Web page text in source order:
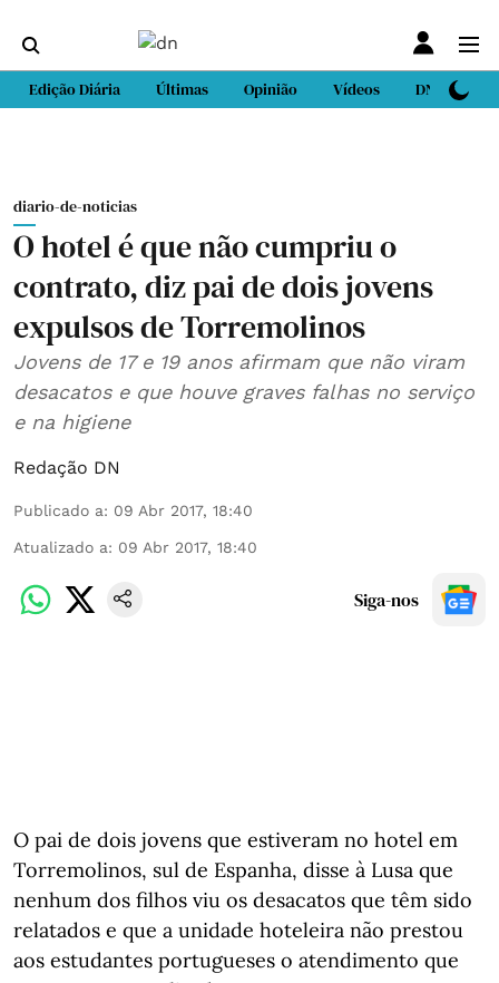
Edição Diária Últimas Opinião Vídeos DN Sport
diario-de-noticias
O hotel é que não cumpriu o
contrato, diz pai de dois jovens
expulsos de Torremolinos
Jovens de 17 e 19 anos afirmam que não viram
desacatos e que houve graves falhas no serviço
e na higiene
Redação DN
Publicado a: 09 Abr 2017, 18:40
Atualizado a: 09 Abr 2017, 18:40
Siga-nos
O pai de dois jovens que estiveram no hotel em
Torremolinos, sul de Espanha, disse à Lusa que
nenhum dos filhos viu os desacatos que têm sido
relatados e que a unidade hoteleira não prestou
aos estudantes portugueses o atendimento que